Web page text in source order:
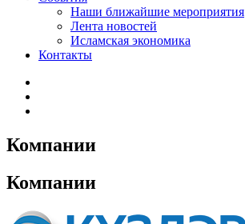
Наши ближайшие мероприятия
Лента новостей
Исламская экономика
Контакты
Компании
Компании